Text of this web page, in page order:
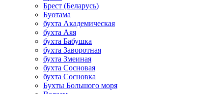
Брест (Беларусь)
Буотама
бухта Академическая
бухта Аяя
бухта Бабушка
бухта Заворотная
бухта Змеиная
бухта Сосновая
бухта Сосновка
Бухты Большого моря